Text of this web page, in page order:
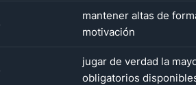
mantener altas de
motivación
jugar de verdad la
obligatorios